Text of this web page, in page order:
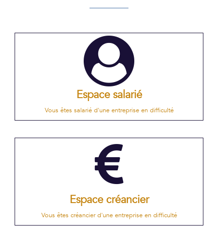
Espace salarié
Vous êtes salarié d'une entreprise en difficulté
Espace créancier
Vous êtes créancier d'une entreprise en difficulté